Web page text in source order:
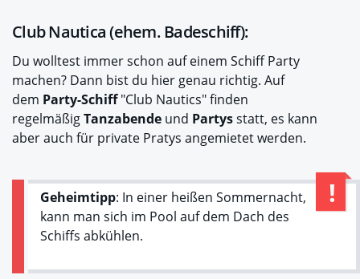
Club Nautica (ehem. Badeschiff):
Du wolltest immer schon auf einem Schiff Party
machen? Dann bist du hier genau richtig. Auf
dem Party-Schiff"Club Nautics" finden
regelmäßigTanzabende und Partysstatt, es kann
aber auch für private Pratys angemietet werden.
Geheimtipp: In einer heißen Sommernacht,
kann man sich im Pool auf dem Dach des
Schiffs abkühlen.